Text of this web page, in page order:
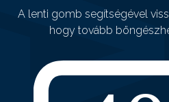
A lenti gomb segítségével
hogy tovább